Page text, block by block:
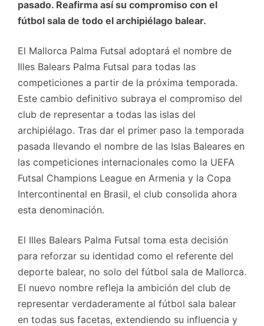
pasado. Reafirma así su compromiso con el
fútbol sala de todo el archipiélago balear.
El Mallorca Palma Futsal adoptará el nombre de
Illes Balears Palma Futsal para todas las
competiciones a partir de la próxima temporada.
Este cambio definitivo subraya el compromiso del
club de representar a todas las islas del
archipiélago. Tras dar el primer paso la temporada
pasada llevando el nombre de las Islas Baleares en
las competiciones internacionales como la UEFA
Futsal Champions League en Armenia y la Copa
Intercontinental en Brasil, el club consolida ahora
esta denominación.
El Illes Balears Palma Futsal toma esta decisión
para reforzar su identidad como el referente del
deporte balear, no solo del fútbol sala de Mallorca.
El nuevo nombre refleja la ambición del club de
representar verdaderamente al fútbol sala balear
en todas sus facetas, extendiendo su influencia y